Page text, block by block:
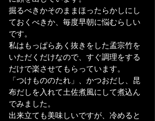
掘るべきかそのままほったらかしにし
ておくべきか、毎度早朝に悩むらしい
です。
私はもっぱらあく抜きをした孟宗竹を
いただくだけなので、すぐ調理をする
だけで楽させてもらっています。
「つけもののたれ」、かつおだし、昆
布だしを入れて土佐煮風にして煮込ん
でみました。
出来立ても美味しいですが、冷めると